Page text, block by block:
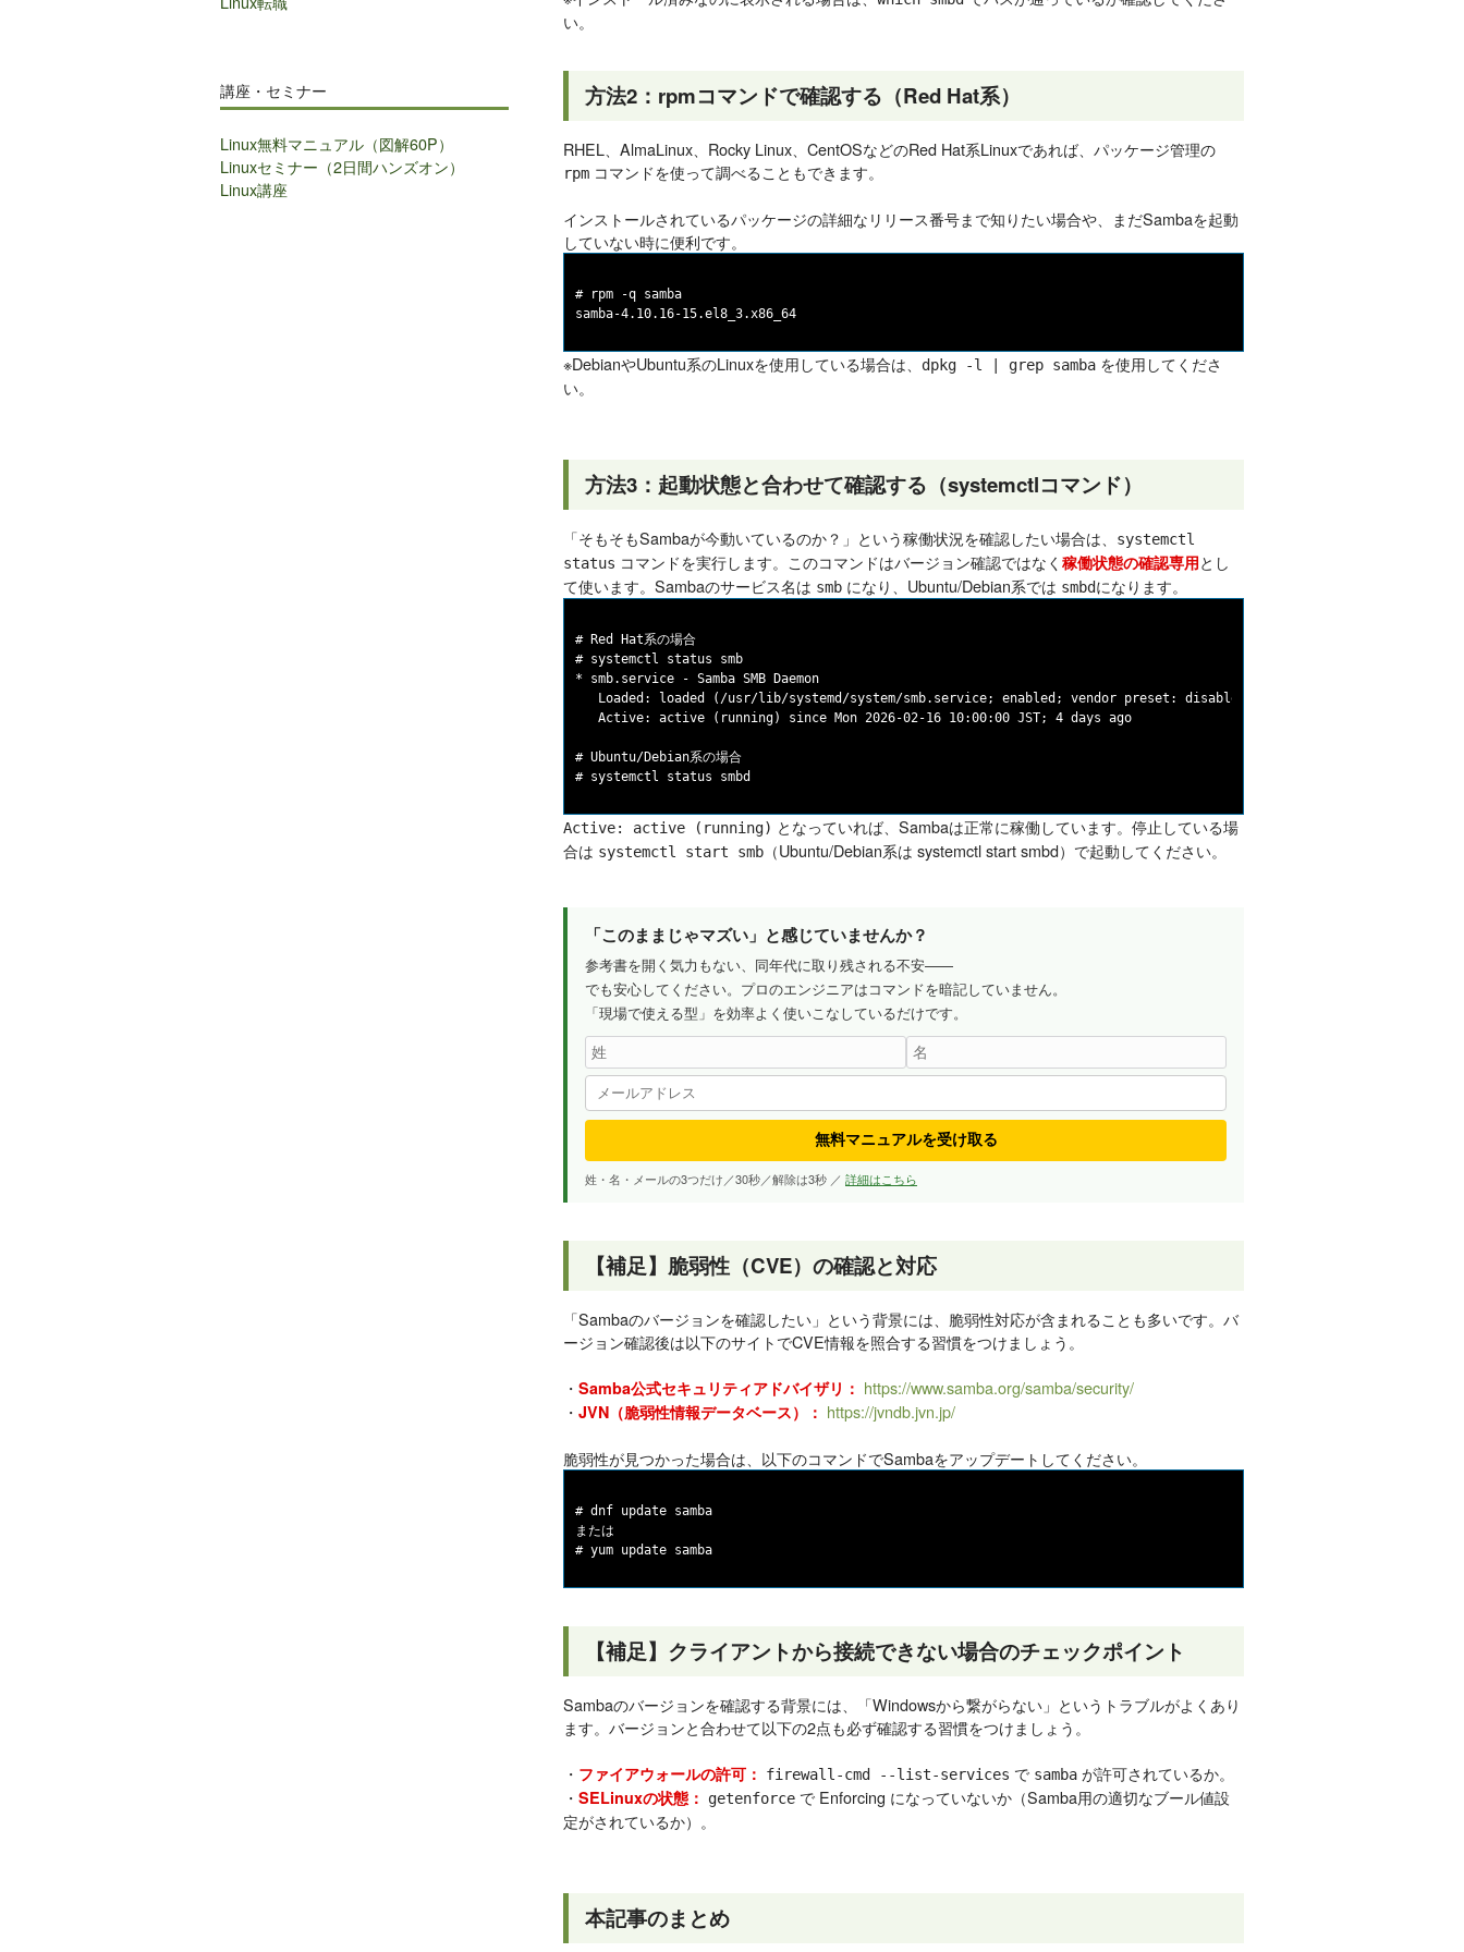
い。
方法2：rpmコマンドで確認する（Red Hat系）
RHEL、AlmaLinux、Rocky Linux、CentOSなどのRed Hat系Linuxであれば、パッケージ管理の
rpm コマンドを使って調べることもできます。
インストールされているパッケージの詳細なリリース番号まで知りたい場合や、まだSambaを起動
していない時に便利です。
# rpm -q samba
※DebianやUbuntu系のLinuxを使用している場合は、 dpkg -l | grep samba を使用してくださ
い。
方法3：起動状態と合わせて確認する（systemctlコマンド）
「そもそもSambaが今動いているのか？」という稼働状況を確認したい場合は、
systemctl
status コマンドを実行します。このコマンドはバージョン確認ではなく 稼働状態の確認専用とし
て使います。Sambaのサービス名は smb になり、Ubuntu/Debian系では smbdになります。
# Red Hat系の場合
# systemctl status smb
* smb.service - Samba SMB Daemon
   Loaded: loaded (/usr/lib/systemd/system/smb.service; enabled; vendor preset: disabled)
   Active: active (running) since Mon 2026-02-16 10:00:00 JST; 4 days ago
# Ubuntu/Debian系の場合
Active: active (running) となっていれば、Sambaは正常に稼働しています。停止している場
合は systemctl start smb （Ubuntu/Debian系は systemctl start smbd）で起動してください。
「このままじゃマズい」と感じていませんか？
参考書を開く気力もない、同年代に取り残される不安——
でも安心してください。プロのエンジニアはコマンドを暗記していません。
「現場で使える型」を効率よく使いこなしているだけです。
無料マニュアルを受け取る
姓・名・メールの3つだけ／30秒／解除は3秒 ／ 詳細はこちら
【補足】脆弱性（CVE）の確認と対応
「Sambaのバージョンを確認したい」という背景には、脆弱性対応が含まれることも多いです。バ
ージョン確認後は以下のサイトでCVE情報を照合する習慣をつけましょう。
・ Samba公式セキュリティアドバイザリ： https://www.samba.org/samba/security/
・ JVN（脆弱性情報データベース）： https://jvndb.jvn.jp/
脆弱性が見つかった場合は、以下のコマンドでSambaをアップデートしてください。
# dnf update samba
または
【補足】クライアントから接続できない場合のチェックポイント
Sambaのバージョンを確認する背景には、「Windowsから繋がらない」というトラブルがよくあり
ます。バージョンと合わせて以下の2点も必ず確認する習慣をつけましょう。
・ ファイアウォールの許可： firewall-cmd --list-services で samba が許可されているか。
・ SELinuxの状態： getenforce で Enforcing になっていないか（Samba用の適切なブール値設
定がされているか）。
本記事のまとめ
講座・セミナー
Linux無料マニュアル（図解60P）
Linuxセミナー（2日間ハンズオン）
Linux講座